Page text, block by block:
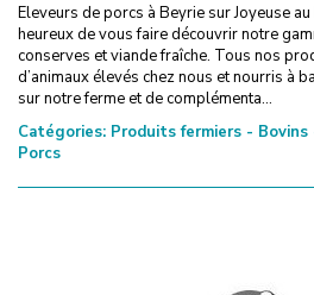
Eleveurs de porcs à Beyrie sur Joyeuse
heureux de vous faire découvrir notre
conserves et viande fraîche. Tous nos
d’animaux élevés chez nous et nourris à
sur notre ferme et de complémenta...
Catégories: Produits fermiers - Bovins
Porcs